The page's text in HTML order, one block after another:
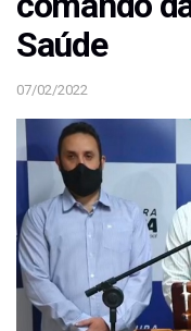
Saúde
07/02/2022